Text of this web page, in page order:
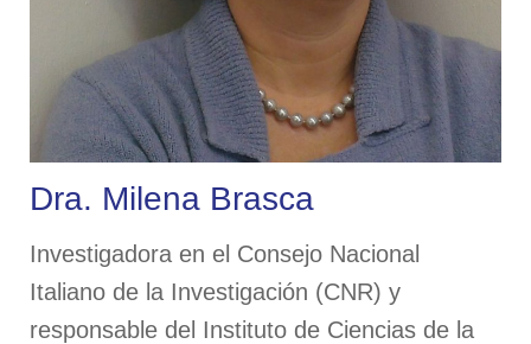
Dra. Milena Brasca
Investigadora en el Consejo Nacional
Italiano de la Investigación (CNR) y
responsable del Instituto de Ciencias de la